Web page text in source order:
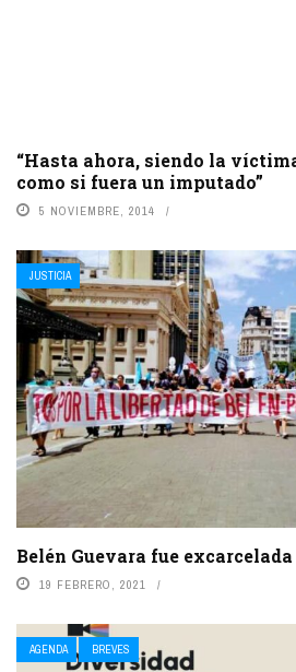
“Hasta ahora, siendo la
como si fuera un imputado”
5 NOVIEMBRE, 2014
JUSTICIA
Belén Guevara fue excarcelada
19 FEBRERO, 2021
AGENDA BREVES